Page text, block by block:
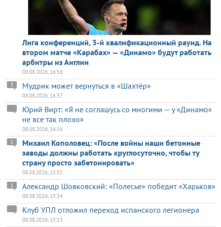
Лига конференций, 3-й квалификационный раунд. На
втором матче «Карабах» — «Динамо» будут работать
арбитры из Англии
08.08.2026, 16:58
Мудрик может вернуться в «Шахтёр»
3
08.08.2026, 16:37
Юрий Вирт: «Я не соглашусь со многими — у «Динамо»
не все так плохо»
08.08.2026, 16:16
Михаил Кополовец: «После войны наши бетонные
заводы должны работать круглосуточно, чтобы ту
страну просто забетонировать»
1
08.08.2026, 15:55
Александр Шовковский: «Полесье» победит «Харьков»
1
08.08.2026, 15:34
Клуб УПЛ отложил переход испанского легионера
08.08.2026, 15:13